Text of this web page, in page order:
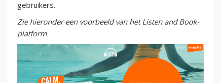
gebruikers.
Zie hieronder een voorbeeld van het Listen and Book-
platform.